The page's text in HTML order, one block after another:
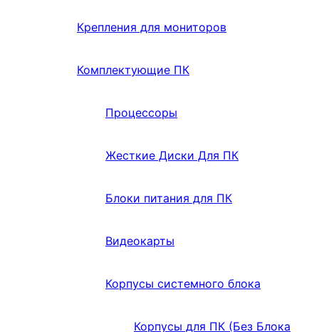
Крепления для мониторов
Комплектующие ПК
Процессоры
Жесткие Диски Для ПК
Блоки питания для ПК
Видеокарты
Корпусы системного блока
Корпусы для ПК (Без Блока